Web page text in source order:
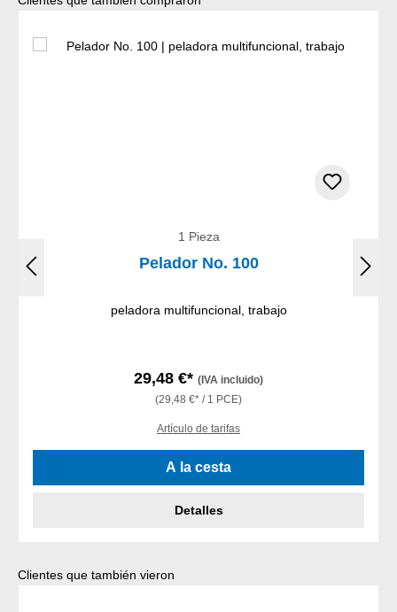
1 Pieza
Pelador No. 100
peladora multifuncional, trabajo
29,48 €* (IVA incluido)
(29,48 €* / 1 PCE)
Artículo de tarifas
A la cesta
Detalles
Omitir la galería de productos
Clientes que también vieron